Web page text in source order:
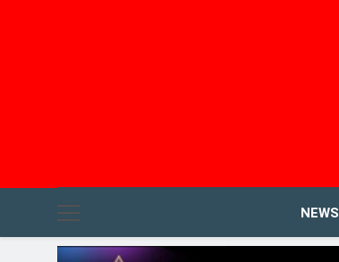
NEWS